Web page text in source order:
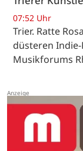
07:52 Uhr
Trier. Ratte
düsteren
Musikforums